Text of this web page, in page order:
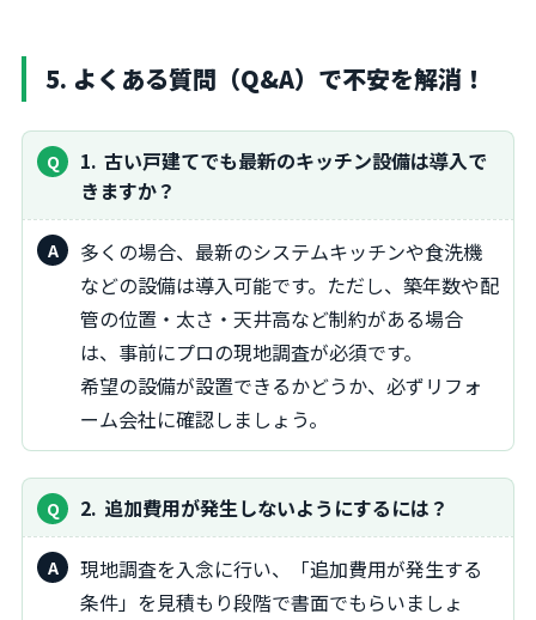
5. よくある質問（Q&A）で不安を解消！
1 古い戸建てでも最新のキッチン設備は導入で
きますか？
多くの場合、最新のシステムキッチンや食洗機
などの設備は導入可能です。ただし、築年数や配
管の位置・太さ・天井高など制約がある場合
は、事前にプロの現地調査が必須です。
希望の設備が設置できるかどうか、必ずリフォ
ーム会社に確認しましょう。
2 追加費用が発生しないようにするには？
現地調査を入念に行い、「追加費用が発生する
条件」を見積もり段階で書面でもらいましょ